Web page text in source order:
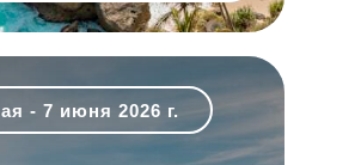
- 7 июня 2026 г.